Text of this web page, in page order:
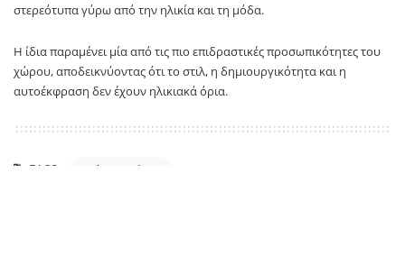
στερεότυπα γύρω από την ηλικία και τη μόδα.
Η ίδια παραμένει μία από τις πιο επιδραστικές προσωπικότητες του
χώρου, αποδεικνύοντας ότι το στιλ, η δημιουργικότητα και η
αυτοέκφραση δεν έχουν ηλικιακά όρια.
TAGS: Βέρα Γουάνγκ